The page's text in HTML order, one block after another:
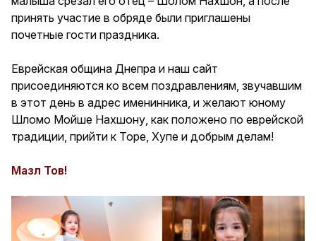
принять участие в обряде были приглашены
почетные гости праздника.
Еврейская община Днепра и наш сайт
присоединяются ко всем поздравлениям, звучавшим
в этот день в адрес именинника, и желают юному
Шломо Мойше Нахшону, как положено по еврейской
традиции, прийти к Торе, Хупе и добрым делам!
Мазл Тов!